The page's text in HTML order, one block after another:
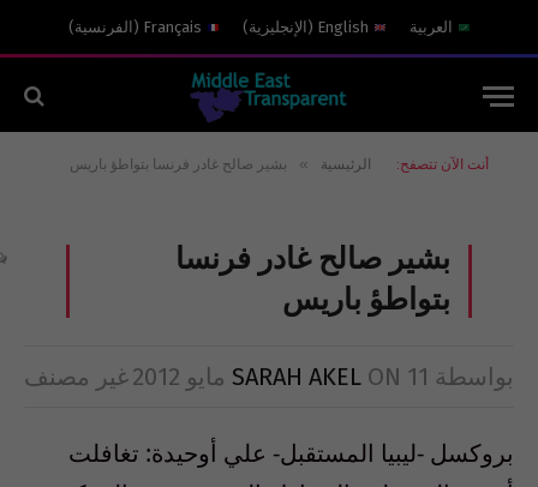
العربية English
( الإنجليزية)
Français
( الفرنسية)
أنت الآن تتصفح: الرئيسية » بشير صالح غادر فرنسا بتواطؤ باريس
بشير صالح غادر فرنسا
بتواطؤ باريس
بواسطة SARAH AKEL ON 11 مايو 2012 غير مصنف
بروكسل -ليبيا المستقبل- علي أوحيدة: تغافلت